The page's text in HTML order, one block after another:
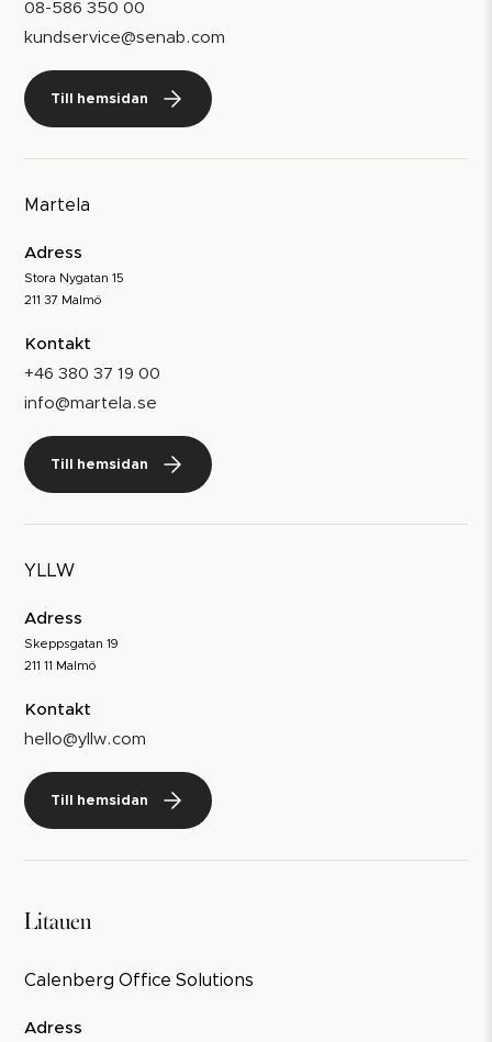
08-586 350 00
kundservice@senab.com
Till hemsidan
Martela
Adress
Stora Nygatan 15
211 37 Malmö
Kontakt
+46 380 37 19 00
info@martela.se
Till hemsidan
YLLW
Adress
Skeppsgatan 19
211 11 Malmö
Kontakt
hello@yllw.com
Till hemsidan
Litauen
Calenberg Office Solutions
Adress